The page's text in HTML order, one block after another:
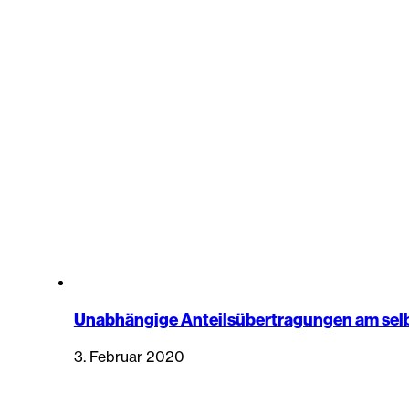
Unabhängige Anteilsübertragungen am
3. Februar 2020